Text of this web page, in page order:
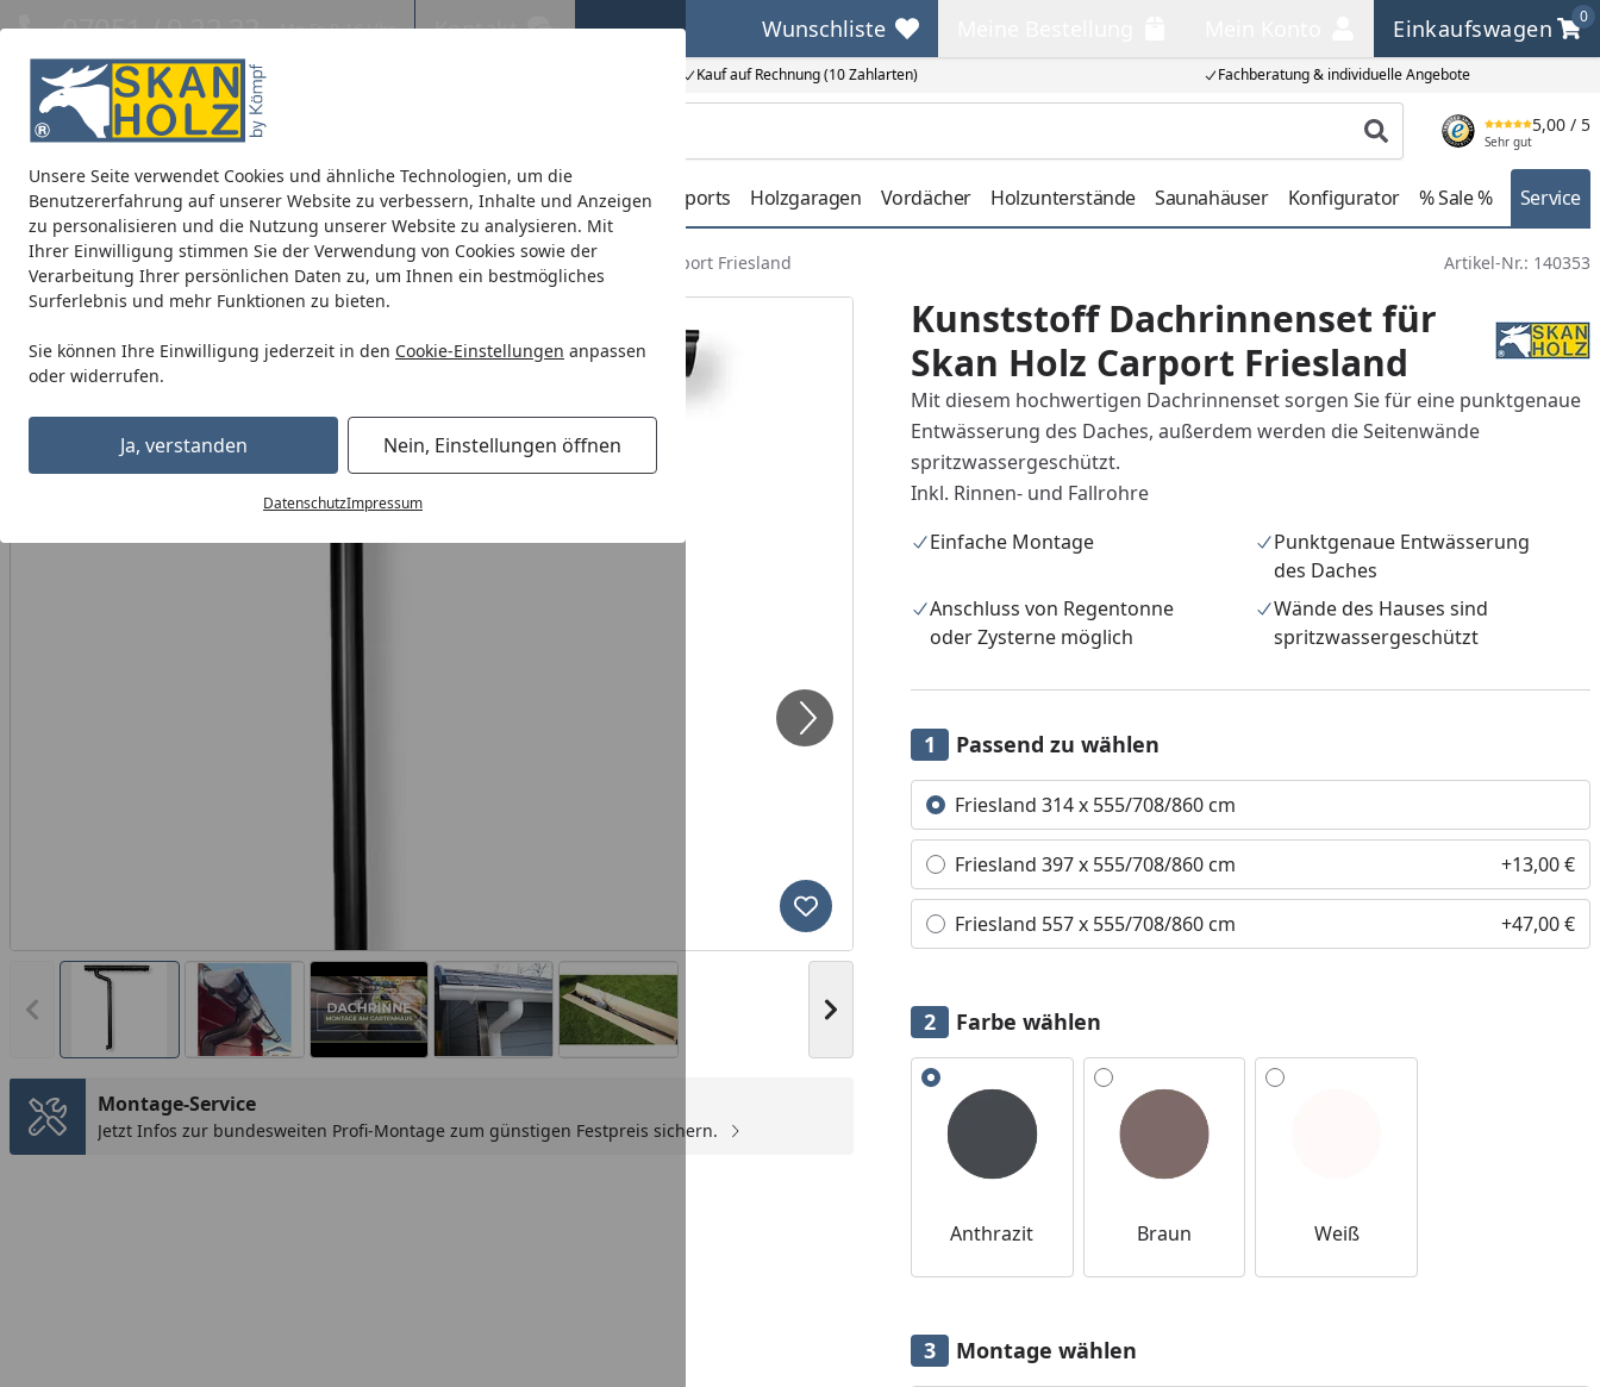
Unsere Seite verwendet Cookies und ähnliche Technologien, um die
Benutzererfahrung auf unserer Website zu verbessern, Inhalte und Anzeigen
zu personalisieren und die Nutzung unserer Website zu analysieren. Mit
Ihrer Einwilligung stimmen Sie der Verwendung von Cookies sowie der
Verarbeitung Ihrer persönlichen Daten zu, um Ihnen ein bestmögliches
Surferlebnis und mehr Funktionen zu bieten.
Sie können Ihre Einwilligung jederzeit in den Cookie-Einstellungen anpassen
oder widerrufen.
Ja, verstanden Nein, Einstellungen öffnen
DatenschutzImpressum
Eigene Montage-Teams Kauf auf Rechnung (10 Zahlarten) Fachberatung & individuelle Angebote
07051 / 9 22 22 Mo-Fr. 8-16 Uhr Kontakt Wunschliste
Wunschliste Einkaufswagen
0
Einkaufswagen
Produkt suchen
5,00 / 5
Sehr gut
Blockbohlenhäuser CrossCube Pavillons Terrassenüberdachungen Carports Holzgaragen Vordächer Holzunterstände Saunahäuser Konfigurator % Sale % Service
Startseite
Carports Zubehör für Carports Kunststoff Dachrinnenset für Skan Holz Carport Friesland Artikel-Nr.: 140353
Vorheriges Bild anzeigen Nächstes Bild anzeigen
Produkt zur Wunschliste hinzufügen
Montage-Service
Jetzt Infos zur bundesweiten Profi-Montage zum günstigen Festpreis sichern.
Kunststoff Dachrinnenset für
Skan Holz Carport Friesland
Mit diesem hochwertigen Dachrinnenset sorgen Sie für eine punktgenaue
Entwässerung des Daches, außerdem werden die Seitenwände
spritzwassergeschützt.
Inkl. Rinnen- und Fallrohre
Einfache Montage
Punktgenaue Entwässerung
des Daches
Anschluss von Regentonne
oder Zysterne möglich
Wände des Hauses sind
spritzwassergeschützt
Passend zu wählen
Alle anzeigen (3)
Friesland 314 x 555/708/860 cm
Friesland 397 x 555/708/860 cm +13,00 €
Friesland 557 x 555/708/860 cm +47,00 €
Farbe wählen
Alle anzeigen (3)
Anthrazit Braun Weiß
Montage wählen